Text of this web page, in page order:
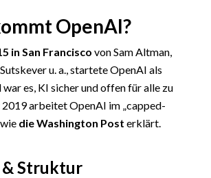
OpenAI?
in San Francisco von Sam Altman,
u. a., startete OpenAI als
es, KI sicher und offen für alle zu
arbeitet OpenAI im „capped-
die Washington Post erklärt.
Struktur